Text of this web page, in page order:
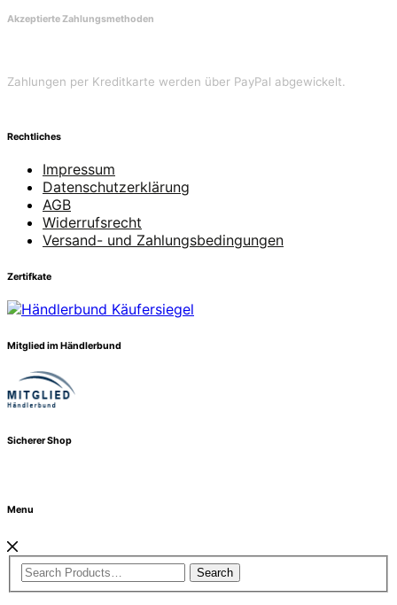
Akzeptierte Zahlungsmethoden
Zahlungen per Kreditkarte werden über PayPal abgewickelt.
Rechtliches
Impressum
Datenschutzerklärung
AGB
Widerrufsrecht
Versand- und Zahlungsbedingungen
Zertifkate
Mitglied im Händlerbund
Sicherer Shop
Menu
Search